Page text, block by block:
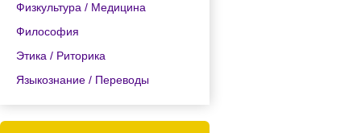
Физкультура / Медицина
Философия
Этика / Риторика
Языкознание / Переводы